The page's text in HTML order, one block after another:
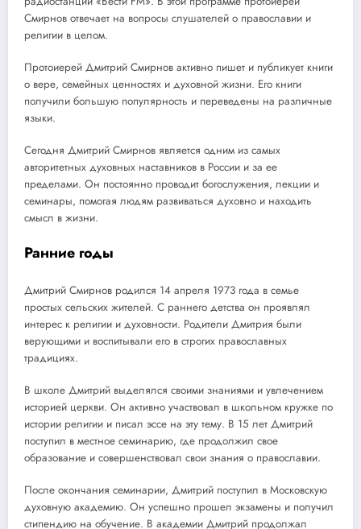
Смирнов отвечает на вопросы слушателей о православии и
религии в целом.
Протоиерей Дмитрий Смирнов активно пишет и публикует книги
о вере, семейных ценностях и духовной жизни. Его книги
получили большую популярность и переведены на различные
языки.
Сегодня Дмитрий Смирнов является одним из самых
авторитетных духовных наставников в России и за ее
пределами. Он постоянно проводит богослужения, лекции и
семинары, помогая людям развиваться духовно и находить
смысл в жизни.
Ранние годы
Дмитрий Смирнов родился 14 апреля 1973 года в семье
простых сельских жителей. С раннего детства он проявлял
интерес к религии и духовности. Родители Дмитрия были
верующими и воспитывали его в строгих православных
традициях.
В школе Дмитрий выделялся своими знаниями и увлечением
историей церкви. Он активно участвовал в школьном кружке по
истории религии и писал эссе на эту тему. В 15 лет Дмитрий
поступил в местное семинарию, где продолжил свое
образование и совершенствовал свои знания о православии.
После окончания семинарии, Дмитрий поступил в Московскую
духовную академию. Он успешно прошел экзамены и получил
стипендию на обучение. В академии Дмитрий продолжал